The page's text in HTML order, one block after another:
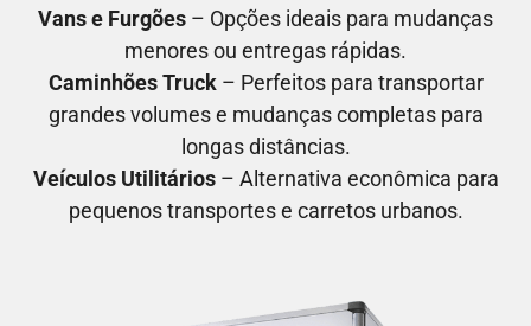
Vans e Furgões – Opções ideais para mudanças
menores ou entregas rápidas.
Caminhões Truck– Perfeitos para transportar
grandes volumes e mudanças completas para
longas distâncias.
Veículos Utilitários– Alternativa econômica para
pequenos transportes e carretos urbanos.